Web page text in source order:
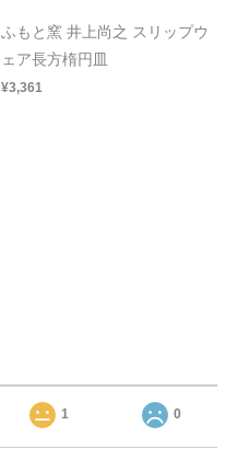
ふもと窯 井上尚之 スリップウ
ェア長方楕円皿
¥3,361
1 0